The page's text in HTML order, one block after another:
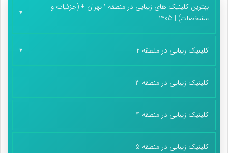
بهترین کلینیک های زیبایی در منطقه 1 تهران + (جزئیات و
مشخصات) | 1405
کلینیک زیبایی در منطقه 2
کلینیک زیبایی در منطقه 3
کلینیک زیبایی در منطقه 4
کلینیک زیبایی در منطقه 5